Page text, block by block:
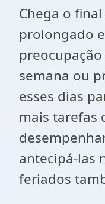
Chega o
prolongado
semana ou
esses dias
mais tarefas
antecipá-las
feriados